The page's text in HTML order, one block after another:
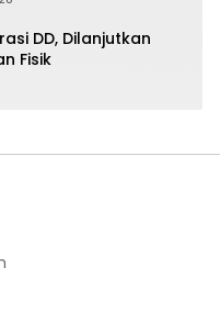
DD, Dilanjutkan
Fisik